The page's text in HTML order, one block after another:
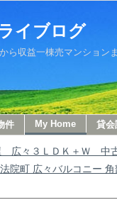
イブログ
ら収益一棟売マンショ
件 My Home 貸会
々３ＬＤＫ＋Ｗ 中
院町 広々バルコニー